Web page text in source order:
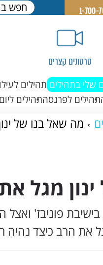
סרטונים קצרים
שלי בתהילים תהילים
תהילים לפרנסהתהילים
מה שאל בנו של
מגל
בישיבת פוניבז'
את הרב כיצד נהיה